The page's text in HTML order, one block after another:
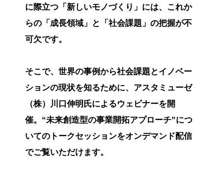
に際立つ「新しいモノづくり」には、これか
らの「成長領域」と「社会課題」の把握が不
可欠です。
そこで、世界の事例から社会課題とイノベー
ションの現状を知るために、アスタミューゼ
（株）川口伸明氏によるウェビナーを開
催。“未来創造型の事業開拓アプローチ”につ
いてのトークセッションをオンデマンド配信
でご覧いただけます。